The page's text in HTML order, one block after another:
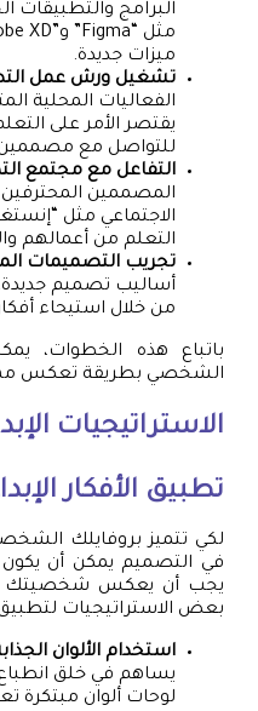
البرامج والتطبيقات
ميزات جديدة.
تشغيل ورش عمل
الفعاليات المحلية
يقتصر الأمر على
للتواصل مع مصممين
التفاعل مع مجتمع
المصممين
الاجتماعي مثل
التعلم من أعمالهم
تجريب التصميمات
أساليب تصميم
من خلال استيحاء
باتباع هذه الخطوات،
الشخصي بطريقة تعكس
الاستراتيجيات
تطبيق الأفكار
لكي تتميز بروفايلك
في التصميم يمكن أن يكون
يجب أن يعكس شخصيتك
بعض الاستراتيجيات لتطبيق
استخدام الألوان
يساهم في خلق انطباع
لوحات ألوان مبتكرة